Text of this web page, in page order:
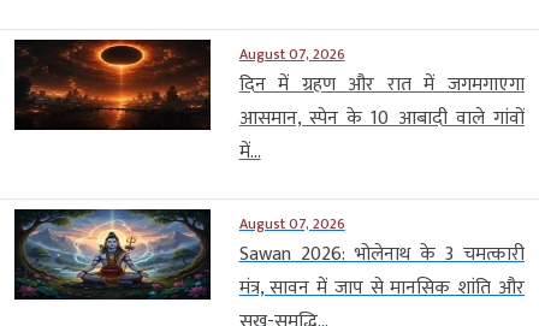
August 07, 2026
दिन में ग्रहण और रात में जगमगाएगा
आसमान, स्पेन के 10 आबादी वाले गांवों
में...
August 07, 2026
Sawan 2026: भोलेनाथ के 3 चमत्कारी
मंत्र, सावन में जाप से मानसिक शांति और